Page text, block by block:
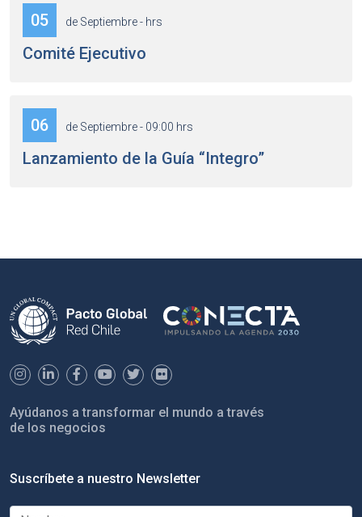
05 de Septiembre - hrs
Comité Ejecutivo
06 de Septiembre - 09:00 hrs
Lanzamiento de la Guía “Integro”
Ayúdanos a transformar el mundo a través
de los negocios
Suscríbete a nuestro Newsletter